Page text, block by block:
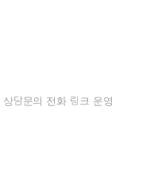
담문의 전화 링크 운영